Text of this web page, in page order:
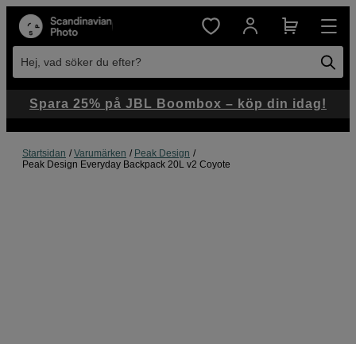
Hej, vad söker du efter?
Startsidan Varumärken
Peak Design
Peak Design Everyday Backpack 20L v2 Coyote
Spara 25% på JBL Boombox – köp din idag!